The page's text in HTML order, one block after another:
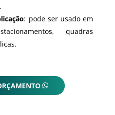
: pode ser usado em
quadras